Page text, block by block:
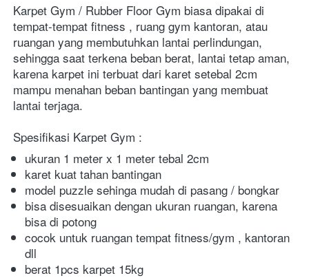
Karpet Gym / Rubber Floor Gym biasa dipakai di
tempat-tempat fitness , ruang gym kantoran, atau
ruangan yang membutuhkan lantai perlindungan,
sehingga saat terkena beban berat, lantai tetap aman,
karena karpet ini terbuat dari karet setebal 2cm
mampu menahan beban bantingan yang membuat
lantai terjaga.
Spesifikasi Karpet Gym :
ukuran 1 meter x 1 meter tebal 2cm
karet kuat tahan bantingan
model puzzle sehinga mudah di pasang / bongkar
bisa disesuaikan dengan ukuran ruangan, karena
bisa di potong
cocok untuk ruangan tempat fitness/gym , kantoran
dll
berat 1pcs karpet 15kg